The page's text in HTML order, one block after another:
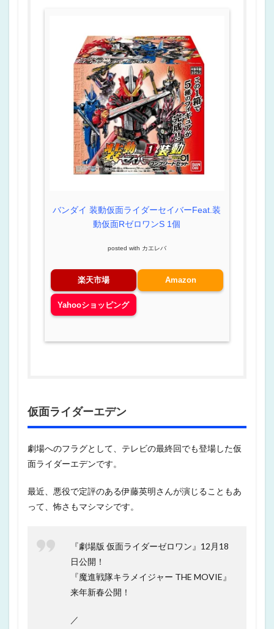
バンダイ 装動仮面ライダーセイバーFeat.装
動仮面RゼロワンS 1個
posted with カエレバ
楽天市場 Amazon
Yahooショッピング
仮面ライダーエデン
劇場へのフラグとして、テレビの最終回でも登場した仮
面ライダーエデンです。
最近、悪役で定評のある伊藤英明さんが演じることもあ
って、怖さもマシマシです。
『劇場版 仮面ライダーゼロワン』12月18
日公開！
『魔進戦隊キラメイジャー THE MOVIE』
来年新春公開！
／